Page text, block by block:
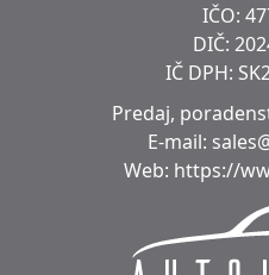
IČO:
DIČ:
IČ DPH:
Predaj,
E-mail:
Web: https://